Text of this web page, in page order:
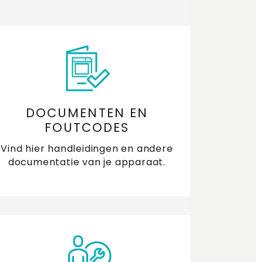
DOCUMENTEN EN
FOUTCODES
Vind hier handleidingen en andere
documentatie van je apparaat.